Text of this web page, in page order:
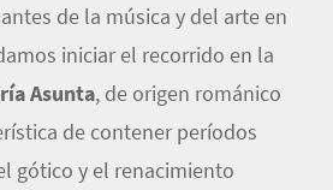
de la música y del arte en
iniciar el recorrido en la
Asunta, de origen románico
de contener períodos
gótico y el renacimiento